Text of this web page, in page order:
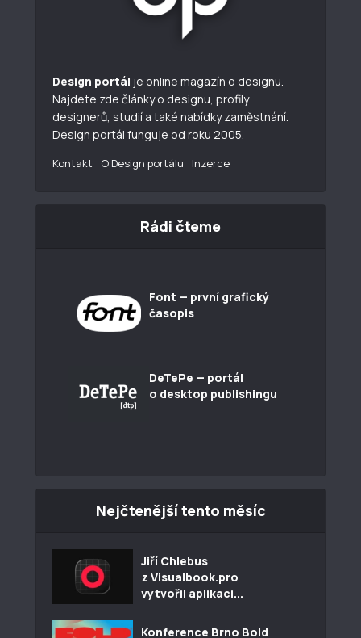
Design portál je online magazín o designu.
Najdete zde články o designu, profily
designerů, studií a také nabídky zaměstnání.
Design portál funguje od roku 2005.
Kontakt O Design portálu Inzerce
Rádi čteme
Font — první grafický
časopis
DeTePe — portál
o desktop publishingu
Nejčtenější tento měsíc
Jiří Chlebus
z Visualbook.pro
vytvořil aplikaci...
Konference Brno Bold